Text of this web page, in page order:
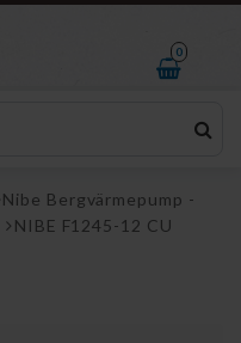
0
Nibe Bergvärmepump -
NIBE F1245-12 CU